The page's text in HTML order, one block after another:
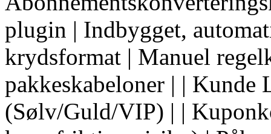
plugin | Indbygget,
krydsformat | Manuel
pakkeskabeloner | | Kunde
(Sølv/Guld/VIP) | |